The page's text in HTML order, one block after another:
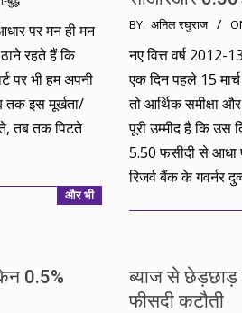
पर मन ही मन
रहते हैं कि
पर भी हम अपनी
इस मूर्खता/
तब तक पिटते
और भी
2012-
02-
BY: अनिल रघुराज
नए वित्त वर्ष
एक दिन पहले 15
तो आर्थिक समीक्षा और
पूरी उम्मीद है कि उस
5.50 फसीदी से आधा
रिजर्व बैंक के गवर्नर
0.5%
ब्याज से
फीसदी कटौती